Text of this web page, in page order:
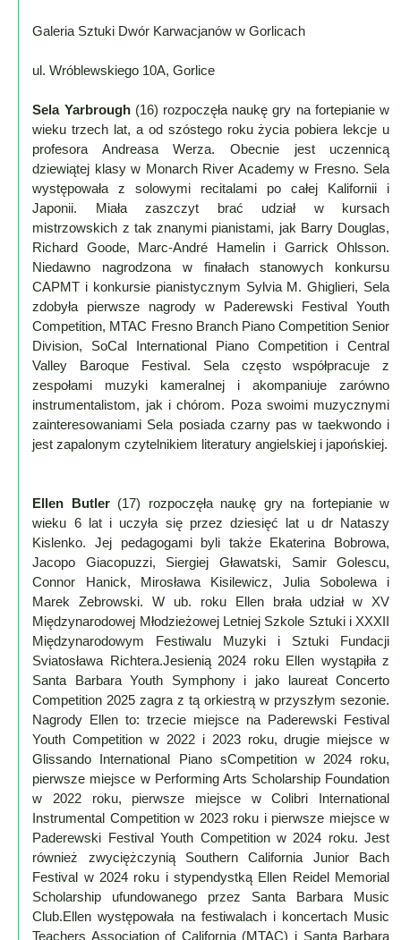
Wioska
Rozrywka
Poznaj
Regulamin
ciacho
Galeria Sztuki Dwór Karwacjanów w Gorlicach
ul. Wróblewskiego 10A, Gorlice
Sela Yarbrough(16) rozpoczęła naukę gry na fortepianie w
wieku trzech lat, a od szóstego roku życia pobiera lekcje u
profesora Andreasa Werza. Obecnie jest uczennicą
dziewiątej klasy w Monarch River Academy w Fresno. Sela
występowała z solowymi recitalami po całej Kalifornii i
Japonii. Miała zaszczyt brać udział w kursach
mistrzowskich z tak znanymi pianistami, jak Barry Douglas,
Richard Goode, Marc-André Hamelin i Garrick Ohlsson.
Niedawno nagrodzona w finałach stanowych konkursu
CAPMT i konkursie pianistycznym Sylvia M. Ghiglieri, Sela
zdobyła pierwsze nagrody w Paderewski Festival Youth
Competition, MTAC Fresno Branch Piano Competition Senior
Division, SoCal International Piano Competition i Central
Valley Baroque Festival. Sela często współpracuje z
zespołami muzyki kameralnej i akompaniuje zarówno
instrumentalistom, jak i chórom. Poza swoimi muzycznymi
zainteresowaniami Sela posiada czarny pas w taekwondo i
jest zapalonym czytelnikiem literatury angielskiej i japońskiej.
Ellen Butler(17) rozpoczęła naukę gry na fortepianie w
wieku 6 lat i uczyła się przez dziesięć lat u dr Nataszy
Kislenko. Jej pedagogami byli także Ekaterina Bobrowa,
Jacopo Giacopuzzi, Siergiej Gławatski, Samir Golescu,
Connor Hanick, Mirosława Kisilewicz, Julia Sobolewa i
Marek Zebrowski. W ub. roku Ellen brała udział w XV
Międzynarodowej Młodzieżowej Letniej Szkole Sztuki i XXXII
Międzynarodowym Festiwalu Muzyki i Sztuki Fundacji
Sviatosława Richtera.Jesienią 2024 roku Ellen wystąpiła z
Santa Barbara Youth Symphony i jako laureat Concerto
Competition 2025 zagra z tą orkiestrą w przyszłym sezonie.
Nagrody Ellen to: trzecie miejsce na Paderewski Festival
Youth Competition w 2022 i 2023 roku, drugie miejsce w
Glissando International Piano sCompetition w 2024 roku,
pierwsze miejsce w Performing Arts Scholarship Foundation
w 2022 roku, pierwsze miejsce w Colibri International
Instrumental Competition w 2023 roku i pierwsze miejsce w
Paderewski Festival Youth Competition w 2024 roku. Jest
również zwyciężczynią Southern California Junior Bach
Festival w 2024 roku i stypendystką Ellen Reidel Memorial
Scholarship ufundowanego przez Santa Barbara Music
Club.Ellen występowała na festiwalach i koncertach Music
Teachers Association of California (MTAC) i Santa Barbara